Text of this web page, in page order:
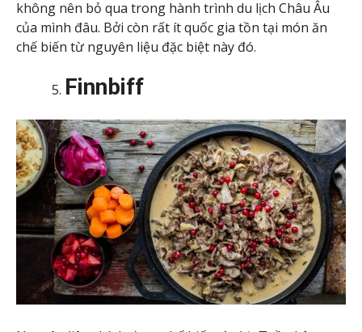
không nên bỏ qua trong hành trình du lịch Châu Âu
của mình đâu. Bởi còn rất ít quốc gia tồn tại món ăn
chế biến từ nguyên liệu đặc biệt này đó.
Finnbiff